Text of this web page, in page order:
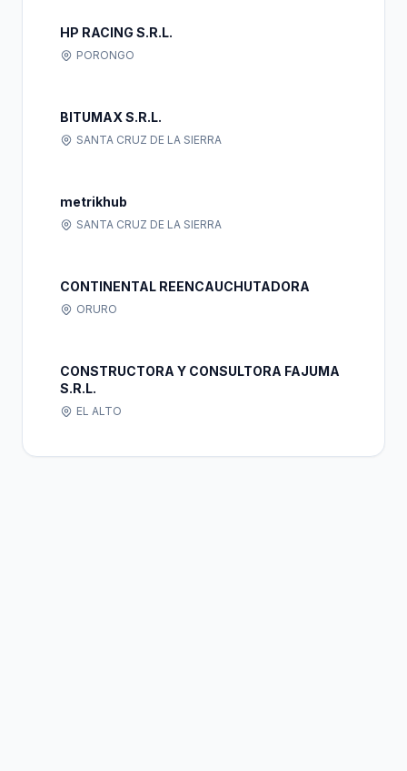
HP RACING S.R.L.
PORONGO
BITUMAX S.R.L.
SANTA CRUZ DE LA SIERRA
metrikhub
SANTA CRUZ DE LA SIERRA
CONTINENTAL REENCAUCHUTADORA
ORURO
CONSTRUCTORA Y CONSULTORA FAJUMA
S.R.L.
EL ALTO